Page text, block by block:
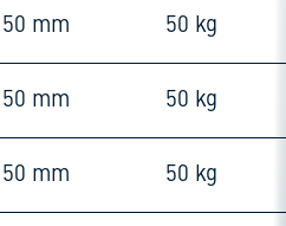
50 mm 50 kg
50 mm 50 kg
50 mm 50 kg